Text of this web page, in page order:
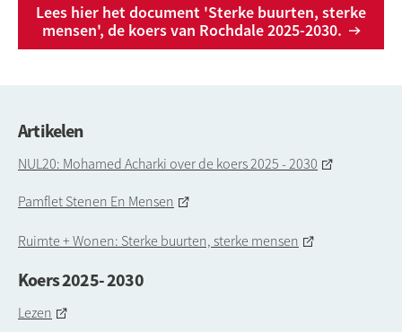
Lees hier het document 'Sterke buurten, sterke
mensen', de koers van Rochdale 2025-2030.
Artikelen
NUL20: Mohamed Acharki over de koers 2025 - 2030
Pamflet Stenen En Mensen
Ruimte + Wonen: Sterke buurten, sterke mensen
Koers 2025- 2030
Lezen